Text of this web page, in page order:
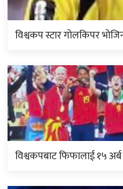
विश्वकप स्टार गोलकिपर
विश्वकपबाट फिफालाई १५